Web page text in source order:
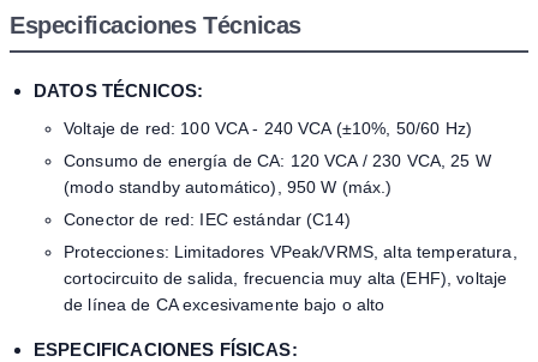
Especificaciones Técnicas
DATOS TÉCNICOS:
Voltaje de red: 100 VCA - 240 VCA (±10%, 50/60 Hz)
Consumo de energía de CA: 120 VCA / 230 VCA, 25 W
(modo standby automático), 950 W (máx.)
Conector de red: IEC estándar (C14)
Protecciones: Limitadores VPeak/VRMS, alta temperatura,
cortocircuito de salida, frecuencia muy alta (EHF), voltaje
de línea de CA excesivamente bajo o alto
ESPECIFICACIONES FÍSICAS: